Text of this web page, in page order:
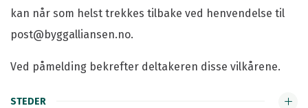
kan når som helst trekkes tilbake ved henvendelse til
post@byggalliansen.no.
Ved påmelding bekrefter deltakeren disse vilkårene.
STEDER